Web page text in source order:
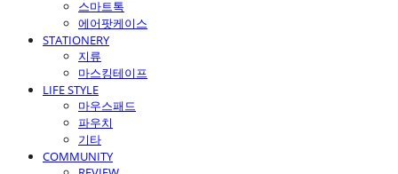
스마트톡
에어팟케이스
STATIONERY
지류
마스킹테이프
LIFE STYLE
마우스패드
파우치
기타
COMMUNITY